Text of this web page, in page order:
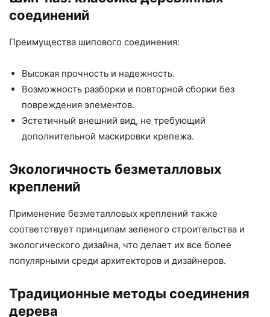
соединений
Преимущества шипового соединения:
Высокая прочность и надежность.
Возможность разборки и повторной сборки без
повреждения элементов.
Эстетичный внешний вид, не требующий
дополнительной маскировки крепежа.
Экологичность безметалловых
креплений
Применение безметалловых креплений также
соответствует принципам зеленого строительства и
экологического дизайна, что делает их все более
популярными среди архитекторов и дизайнеров.
Традиционные методы соединения
дерева